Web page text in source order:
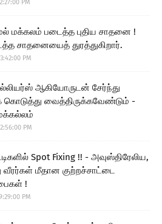
PM
மக்கலம் படைத்த புதிய சாதனை !
சாதனையைத் துரத்துகிறார்.
PM
ஆகியோருடன் சேர்ந்து
கொடுத்து வைத்திருக்கவேண்டும் -
PM
Spot Fixing !! - அவுஸ்திரேலிய,
வீரர்கள் மீதான குற்றச்சாட்டை
!
PM